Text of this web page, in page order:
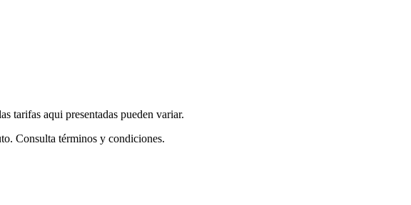
tarifas aqui presentadas pueden variar.
Consulta términos y condiciones.